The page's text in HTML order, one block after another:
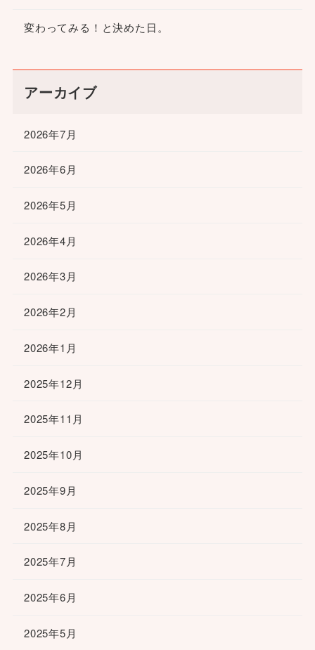
変わってみる！と決めた日。
アーカイブ
2026年7月
2026年6月
2026年5月
2026年4月
2026年3月
2026年2月
2026年1月
2025年12月
2025年11月
2025年10月
2025年9月
2025年8月
2025年7月
2025年6月
2025年5月